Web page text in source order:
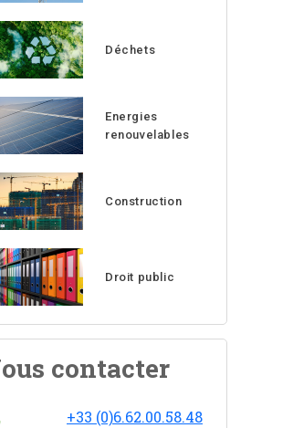
Déchets
Energies
renouvelables
Construction
Droit public
contacter
+33 (0)6.62.00.58.48